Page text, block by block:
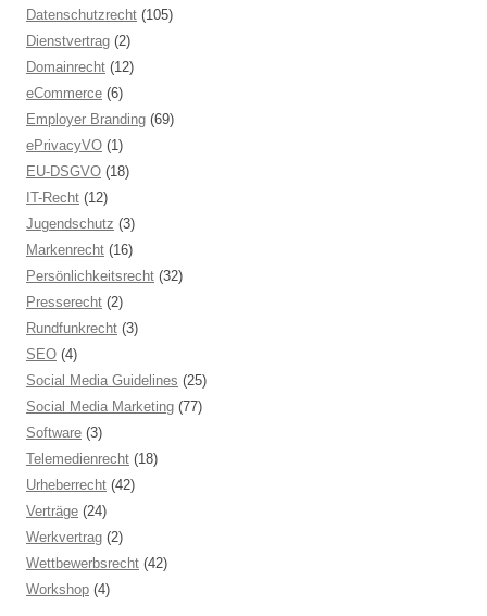
Datenschutzrecht (105)
Dienstvertrag (2)
Domainrecht (12)
eCommerce (6)
Employer Branding (69)
ePrivacyVO (1)
EU-DSGVO (18)
IT-Recht (12)
Jugendschutz (3)
Markenrecht (16)
Persönlichkeitsrecht (32)
Presserecht (2)
Rundfunkrecht (3)
SEO (4)
Social Media Guidelines (25)
Social Media Marketing (77)
Software (3)
Telemedienrecht (18)
Urheberrecht (42)
Verträge (24)
Werkvertrag (2)
Wettbewerbsrecht (42)
Workshop (4)